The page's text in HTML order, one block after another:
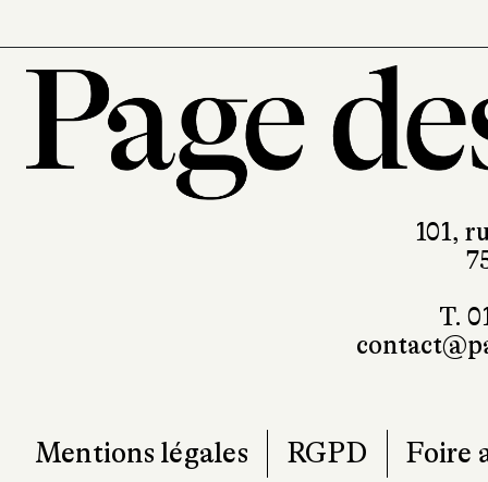
101,
T.
Mentions légales RGPD Foire